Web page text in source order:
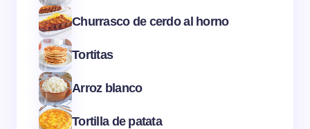
Churrasco de cerdo al horno
Tortitas
Arroz blanco
Tortilla de patata